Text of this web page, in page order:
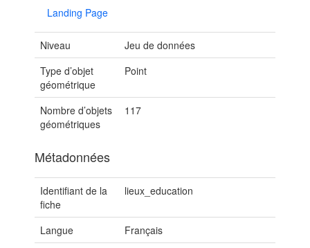
Landing Page
Niveau
Jeu de données
Type d’objet
géométrique
Point
Nombre d’objets
géométriques
117
Métadonnées
Identifiant de la
fiche
lieux_education
Langue
Français